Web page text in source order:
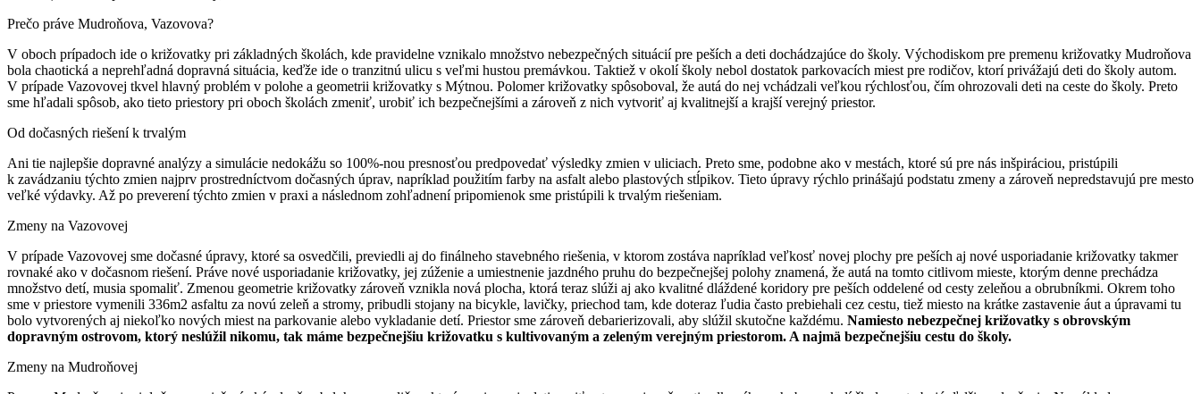
Prečo práve Mudroňova, Vazovova?
V oboch prípadoch ide o križovatky pri základných školách, kde pravidelne vznikalo množstvo nebezpečných situácií pre peších a deti dochádzajúce do školy. Východiskom pre premenu križovatky Mudroňova
bola chaotická a neprehľadná dopravná situácia, keďže ide o tranzitnú ulicu s veľmi hustou premávkou. Taktiež v okolí školy nebol dostatok parkovacích miest pre rodičov, ktorí privážajú deti do školy autom.
V prípade Vazovovej tkvel hlavný problém v polohe a geometrii križovatky s Mýtnou. Polomer križovatky spôsoboval, že autá do nej vchádzali veľkou rýchlosťou, čím ohrozovali deti na ceste do školy. Preto
sme hľadali spôsob, ako tieto priestory pri oboch školách zmeniť, urobiť ich bezpečnejšími a zároveň z nich vytvoriť aj kvalitnejší a krajší verejný priestor.
Od dočasných riešení k trvalým
Ani tie najlepšie dopravné analýzy a simulácie nedokážu so 100%-nou presnosťou predpovedať výsledky zmien v uliciach. Preto sme, podobne ako v mestách, ktoré sú pre nás inšpiráciou, pristúpili
k zavádzaniu týchto zmien najprv prostredníctvom dočasných úprav, napríklad použitím farby na asfalt alebo plastových stĺpikov. Tieto úpravy rýchlo prinášajú podstatu zmeny a zároveň nepredstavujú pre mesto
veľké výdavky. Až po preverení týchto zmien v praxi a následnom zohľadnení pripomienok sme pristúpili k trvalým riešeniam.
Zmeny na Vazovovej
V prípade Vazovovej sme dočasné úpravy, ktoré sa osvedčili, previedli aj do finálneho stavebného riešenia, v ktorom zostáva napríklad veľkosť novej plochy pre peších aj nové usporiadanie križovatky takmer
rovnaké ako v dočasnom riešení. Práve nové usporiadanie križovatky, jej zúženie a umiestnenie jazdného pruhu do bezpečnejšej polohy znamená, že autá na tomto citlivom mieste, ktorým denne prechádza
množstvo detí, musia spomaliť. Zmenou geometrie križovatky zároveň vznikla nová plocha, ktorá teraz slúži aj ako kvalitné dláždené koridory pre peších oddelené od cesty zeleňou a obrubníkmi. Okrem toho
sme v priestore vymenili 336m2 asfaltu za novú zeleň a stromy, pribudli stojany na bicykle, lavičky, priechod tam, kde doteraz ľudia často prebiehali cez cestu, tiež miesto na krátke zastavenie áut a úpravami tu
bolo vytvorených aj niekoľko nových miest na parkovanie alebo vykladanie detí. Priestor sme zároveň debarierizovali, aby slúžil skutočne každému. Namiesto nebezpečnej križovatky s obrovským
dopravným ostrovom, ktorý neslúžil nikomu, tak máme bezpečnejšiu križovatku s kultivovaným a zeleným verejným priestorom. A najmä bezpečnejšiu cestu do školy.
Zmeny na Mudroňovej